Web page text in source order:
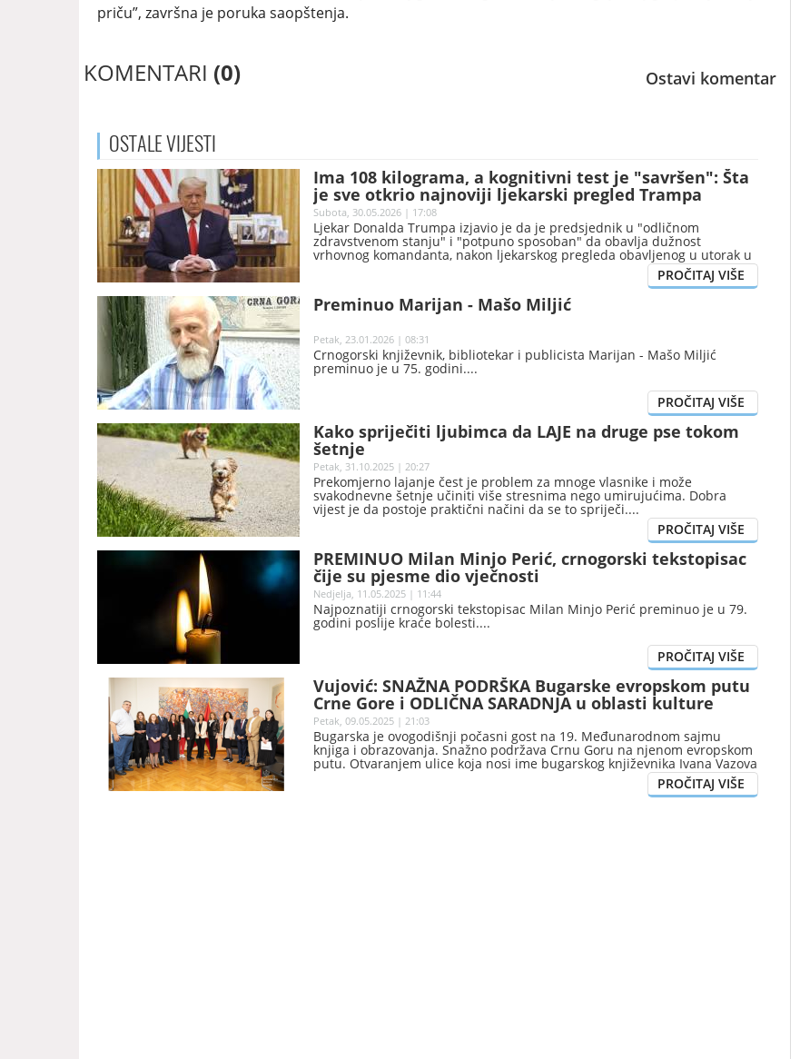
priču”, završna je poruka saopštenja.
KOMENTARI (0) Ostavi komentar
OSTALEVIJESTI
Ima 108 kilograma, a kognitivni test je "savršen": Šta
je sve otkrio najnoviji ljekarski pregled Trampa
Subota, 30.05.2026 | 17:08
Ljekar Donalda Trumpa izjavio je da je predsjednik u "odličnom
zdravstvenom stanju" i "potpuno sposoban" da obavlja dužnost
vrhovnog komandanta, nakon ljekarskog pregleda obavljenog u utorak u
Nacionalnom vojnom medicinskom centru Walter Reed.
Preminuo Marijan - Mašo Miljić
Petak, 23.01.2026 | 08:31
Crnogorski književnik, bibliotekar i publicista Marijan - Mašo Miljić
preminuo je u 75. godini.
Kako spriječiti ljubimca da LAJE na druge pse tokom
šetnje
Petak, 31.10.2025 | 20:27
Prekomjerno lajanje čest je problem za mnoge vlasnike i može
svakodnevne šetnje učiniti više stresnima nego umirujućima. Dobra
vijest je da postoje praktični načini da se to spriječi.
PREMINUO Milan Minjo Perić, crnogorski tekstopisac
čije su pjesme dio vječnosti
Nedjelja, 11.05.2025 | 11:44
Najpoznatiji crnogorski tekstopisac Milan Minjo Perić preminuo je u 79.
godini poslije kraće bolesti.
Vujović: SNAŽNA PODRŠKA Bugarske evropskom putu
Crne Gore i ODLIČNA SARADNJA u oblasti kulture
Petak, 09.05.2025 | 21:03
Bugarska je ovogodišnji počasni gost na 19. Međunarodnom sajmu
knjiga i obrazovanja. Snažno podržava Crnu Goru na njenom evropskom
putu. Otvaranjem ulice koja nosi ime bugarskog književnika Ivana Vazova
otpočeli su i Dani bugarske kulture u Crnoj Gori, organizovani pod
pokroviteljstvom potpredsjednice Republike Bugarske Ilijane Jotove.